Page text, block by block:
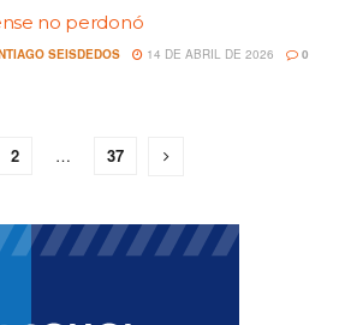
no perdonó
SEISDEDOS 14 DE ABRIL DE 2026 0
2 … 37